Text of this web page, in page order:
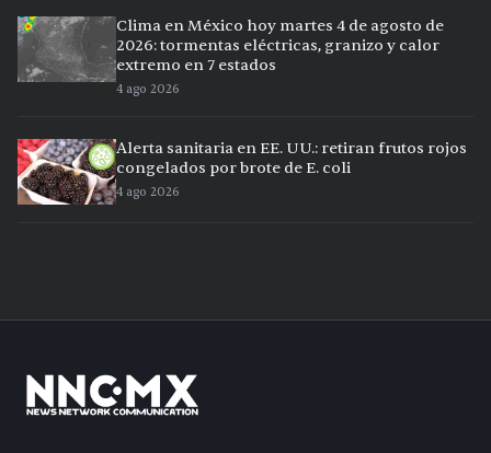
Clima en México hoy martes 4 de agosto de
2026: tormentas eléctricas, granizo y calor
extremo en 7 estados
4 ago 2026
Alerta sanitaria en EE. UU.: retiran frutos rojos
congelados por brote de E. coli
4 ago 2026